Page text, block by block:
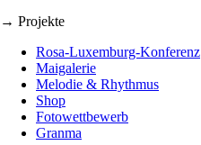
→ Projekte
Rosa-Luxemburg-Konferenz
Maigalerie
Melodie & Rhythmus
Shop
Fotowettbewerb
Granma